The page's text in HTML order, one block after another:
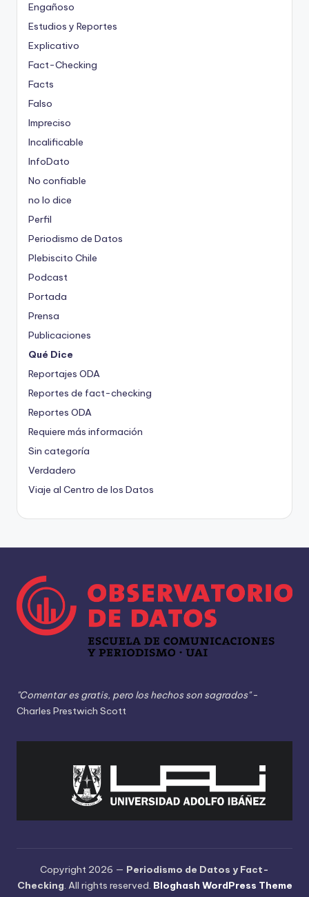
Engañoso
Estudios y Reportes
Explicativo
Fact-Checking
Facts
Falso
Impreciso
Incalificable
InfoDato
No confiable
no lo dice
Perfil
Periodismo de Datos
Plebiscito Chile
Podcast
Portada
Prensa
Publicaciones
Qué Dice
Reportajes ODA
Reportes de fact-checking
Reportes ODA
Requiere más información
Sin categoría
Verdadero
Viaje al Centro de los Datos
"Comentar es gratis, pero los hechos son sagrados"-
Charles Prestwich Scott
Copyright 2026 — Periodismo de Datos y Fact-
Checking. All rights reserved. Bloghash WordPress Theme